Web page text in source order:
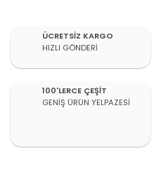
ÜCRETSİZ KARGO
HIZLI GÖNDERİ
100'LERCE ÇEŞİT
GENİŞ ÜRÜN YELPAZESİ